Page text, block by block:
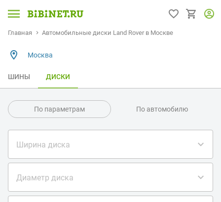
Главная Автомобильные диски Land Rover в Москве
Москва
ШИНЫ ДИСКИ
По параметрам По автомобилю
Ширина диска
Диаметр диска